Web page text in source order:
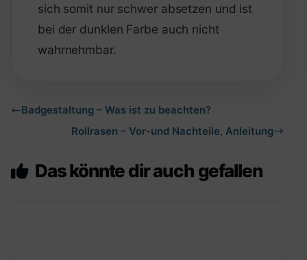
sich somit nur schwer absetzen und ist
bei der dunklen Farbe auch nicht
wahrnehmbar.
Badgestaltung – Was ist zu beachten?
Rollrasen – Vor-und Nachteile, Anleitung
Das könnte dir auch gefallen